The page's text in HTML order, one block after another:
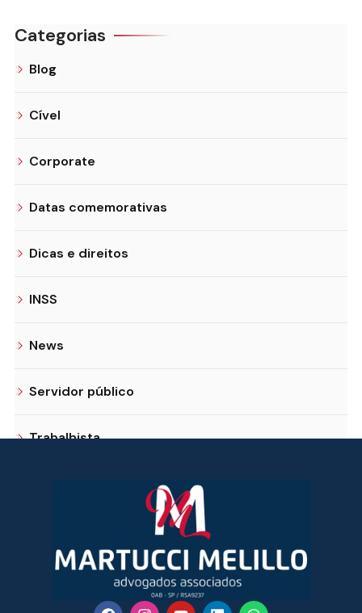
Categorias
Blog
Cível
Corporate
Datas comemorativas
Dicas e direitos
INSS
News
Servidor público
Trabalhista